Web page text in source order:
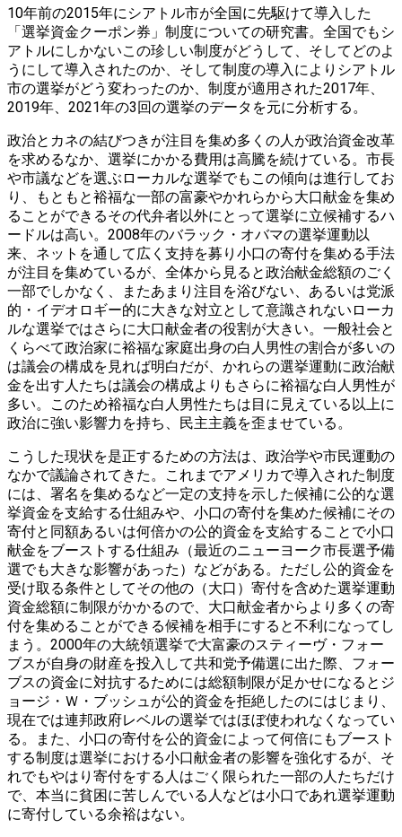
10年前の2015年にシアトル市が全国に先駆けて導入した
「選挙資金クーポン券」制度についての研究書。全国でもシ
アトルにしかないこの珍しい制度がどうして、そしてどのよ
うにして導入されたのか、そして制度の導入によりシアトル
市の選挙がどう変わったのか、制度が適用された2017年、
2019年、2021年の3回の選挙のデータを元に分析する。
政治とカネの結びつきが注目を集め多くの人が政治資金改革
を求めるなか、選挙にかかる費用は高騰を続けている。市長
や市議などを選ぶローカルな選挙でもこの傾向は進行してお
り、もともと裕福な一部の富豪やかれらから大口献金を集め
ることができるその代弁者以外にとって選挙に立候補するハ
ードルは高い。2008年のバラック・オバマの選挙運動以
来、ネットを通して広く支持を募り小口の寄付を集める手法
が注目を集めているが、全体から見ると政治献金総額のごく
一部でしかなく、またあまり注目を浴びない、あるいは党派
的・イデオロギー的に大きな対立として意識されないローカ
ルな選挙ではさらに大口献金者の役割が大きい。一般社会と
くらべて政治家に裕福な家庭出身の白人男性の割合が多いの
は議会の構成を見れば明白だが、かれらの選挙運動に政治献
金を出す人たちは議会の構成よりもさらに裕福な白人男性が
多い。このため裕福な白人男性たちは目に見えている以上に
政治に強い影響力を持ち、民主主義を歪ませている。
こうした現状を是正するための方法は、政治学や市民運動の
なかで議論されてきた。これまでアメリカで導入された制度
には、署名を集めるなど一定の支持を示した候補に公的な選
挙資金を支給する仕組みや、小口の寄付を集めた候補にその
寄付と同額あるいは何倍かの公的資金を支給することで小口
献金をブーストする仕組み（最近のニューヨーク市長選予備
選でも大きな影響があった）などがある。ただし公的資金を
受け取る条件としてその他の（大口）寄付を含めた選挙運動
資金総額に制限がかかるので、大口献金者からより多くの寄
付を集めることができる候補を相手にすると不利になってし
まう。2000年の大統領選挙で大富豪のスティーヴ・フォー
ブスが自身の財産を投入して共和党予備選に出た際、フォー
ブスの資金に対抗するためには総額制限が足かせになるとジ
ョージ・Ｗ・ブッシュが公的資金を拒絶したのにはじまり、
現在では連邦政府レベルの選挙ではほぼ使われなくなってい
る。また、小口の寄付を公的資金によって何倍にもブースト
する制度は選挙における小口献金者の影響を強化するが、そ
れでもやはり寄付をする人はごく限られた一部の人たちだけ
で、本当に貧困に苦しんでいる人などは小口であれ選挙運動
に寄付している余裕はない。